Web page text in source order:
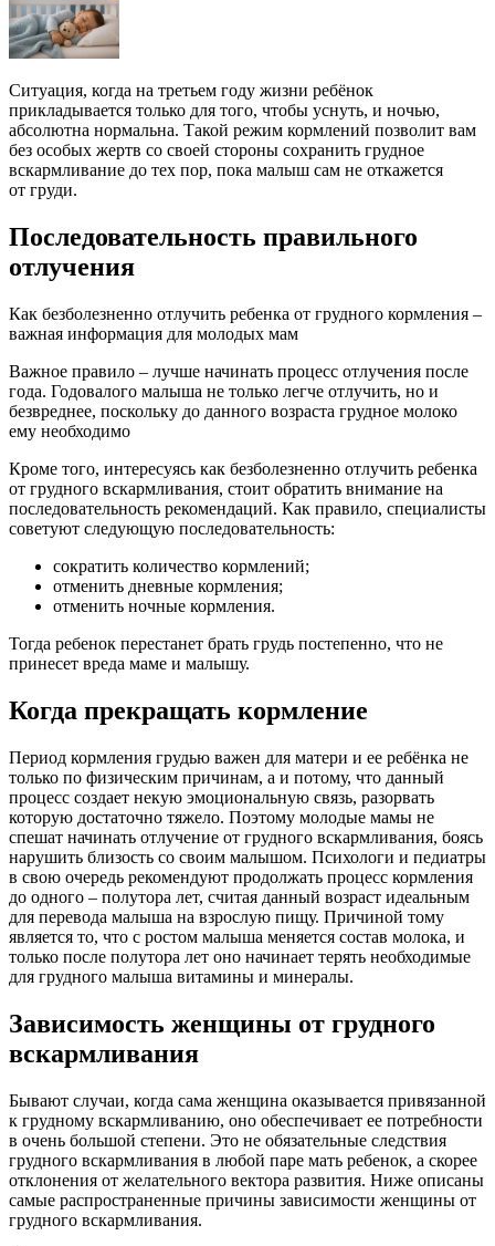
Ситуация, когда на третьем году жизни ребёнок
прикладывается только для того, чтобы уснуть, и ночью,
абсолютна нормальна. Такой режим кормлений позволит вам
без особых жертв со своей стороны сохранить грудное
вскармливание до тех пор, пока малыш сам не откажется
от груди.
Последовательность правильного
отлучения
Как безболезненно отлучить ребенка от грудного кормления –
важная информация для молодых мам
Важное правило – лучше начинать процесс отлучения после
года. Годовалого малыша не только легче отлучить, но и
безвреднее, поскольку до данного возраста грудное молоко
ему необходимо
Кроме того, интересуясь как безболезненно отлучить ребенка
от грудного вскармливания, стоит обратить внимание на
последовательность рекомендаций. Как правило, специалисты
советуют следующую последовательность:
сократить количество кормлений;
отменить дневные кормления;
отменить ночные кормления.
Тогда ребенок перестанет брать грудь постепенно, что не
принесет вреда маме и малышу.
Когда прекращать кормление
Период кормления грудью важен для матери и ее ребёнка не
только по физическим причинам, а и потому, что данный
процесс создает некую эмоциональную связь, разорвать
которую достаточно тяжело. Поэтому молодые мамы не
спешат начинать отлучение от грудного вскармливания, боясь
нарушить близость со своим малышом. Психологи и педиатры
в свою очередь рекомендуют продолжать процесс кормления
до одного – полутора лет, считая данный возраст идеальным
для перевода малыша на взрослую пищу. Причиной тому
является то, что с ростом малыша меняется состав молока, и
только после полутора лет оно начинает терять необходимые
для грудного малыша витамины и минералы.
Зависимость женщины от грудного
вскармливания
Бывают случаи, когда сама женщина оказывается привязанной
к грудному вскармливанию, оно обеспечивает ее потребности
в очень большой степени. Это не обязательные следствия
грудного вскармливания в любой паре мать ребенок, а скорее
отклонения от желательного вектора развития. Ниже описаны
самые распространенные причины зависимости женщины от
грудного вскармливания.